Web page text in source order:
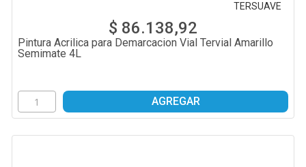
TERSUAVE
$ 86.138,92
Pintura Acrilica para Demarcacion Vial Tervial Amarillo
Semimate 4L
AGREGAR